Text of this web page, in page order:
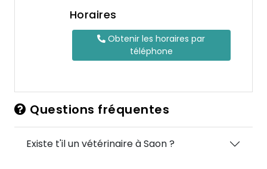
Horaires
Obtenir les horaires par
téléphone
Questions fréquentes
Existe t'il un vétérinaire à Saon ?